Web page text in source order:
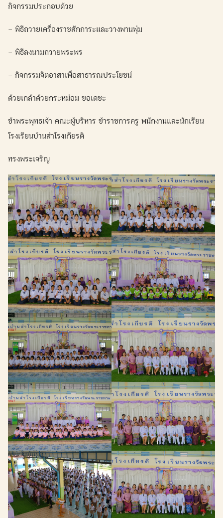
กิจกรรมประกอบด้วย
– พิธีถวายเครื่องราชสักการะและวางพานพุ่ม
– พิธีลงนามถวายพระพร
– กิจกรรมจิตอาสาเพื่อสาธารณประโยชน์
ด้วยเกล้าด้วยกระหม่อม ขอเดชะ
ข้าพระพุทธเจ้า คณะผู้บริหาร ข้าราชการครู พนักงานและนักเรียน
โรงเรียนบ้านสำโรงเกียรติ
ทรงพระเจริญ